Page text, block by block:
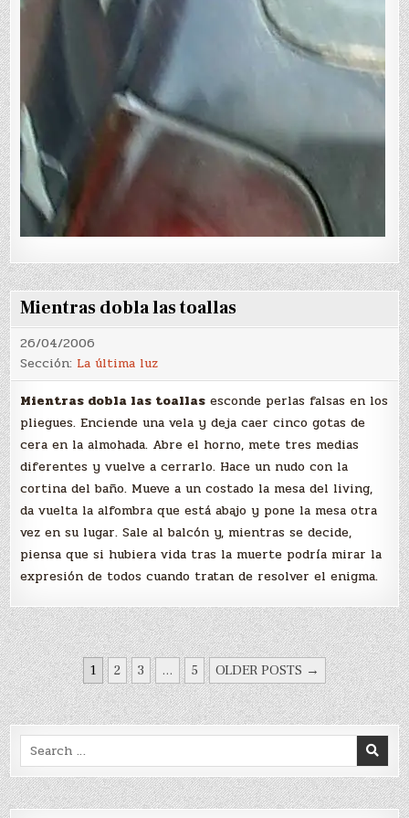
Mientras dobla las toallas
26/04/2006
Sección: La última luz
Mientras dobla las toallas esconde perlas falsas en los
pliegues. Enciende una vela y deja caer cinco gotas de
cera en la almohada. Abre el horno, mete tres medias
diferentes y vuelve a cerrarlo. Hace un nudo con la
cortina del baño. Mueve a un costado la mesa del living,
da vuelta la alfombra que está abajo y pone la mesa otra
vez en su lugar. Sale al balcón y, mientras se decide,
piensa que si hubiera vida tras la muerte podría mirar la
expresión de todos cuando tratan de resolver el enigma.
PAGINACIÓN
DE
ENTRADAS
1 2 3 … 5 OLDER POSTS →
Search
for: